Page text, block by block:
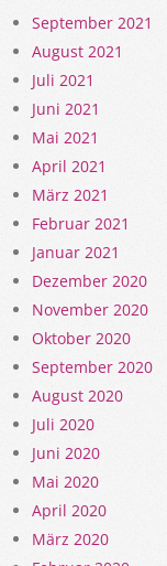
September 2021
August 2021
Juli 2021
Juni 2021
Mai 2021
April 2021
März 2021
Februar 2021
Januar 2021
Dezember 2020
November 2020
Oktober 2020
September 2020
August 2020
Juli 2020
Juni 2020
Mai 2020
April 2020
März 2020